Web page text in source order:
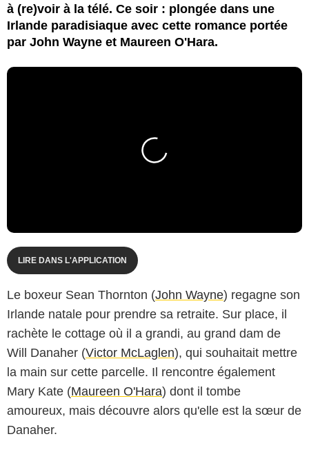
à (re)voir à la télé. Ce soir : plongée dans une
Irlande paradisiaque avec cette romance portée
par John Wayne et Maureen O'Hara.
LIRE DANS L'APPLICATION
Le boxeur Sean Thornton (John Wayne) regagne son
Irlande natale pour prendre sa retraite. Sur place, il
rachète le cottage où il a grandi, au grand dam de
Will Danaher (Victor McLaglen), qui souhaitait mettre
la main sur cette parcelle. Il rencontre également
Mary Kate (Maureen O'Hara) dont il tombe
amoureux, mais découvre alors qu'elle est la sœur de
Danaher.